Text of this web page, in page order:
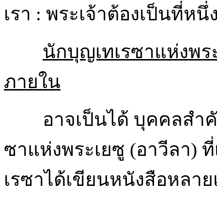
เรา : พระเจ้าต้องเป็นที่ห
นักบุญเทเรซาแห่งพ
ภายใน
อาจเป็นได้ บุคคลสำคั
ซาแห่งพระเยซู (อาวีลา)
เรซาได้เขียนหนังสือหลา